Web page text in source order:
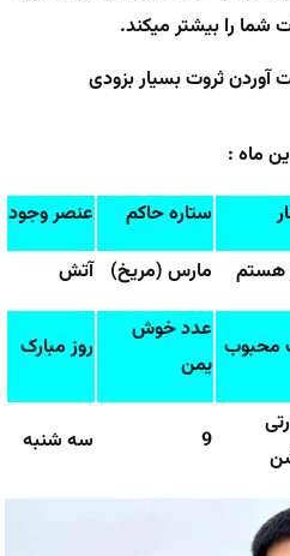
را بیشتر میکند.
ثروت بسیار بزودی
ماه :
ستاره حاکم
عنصر وجود
هستم مارس (مریخ) آتش
محبوب
عدد خوش
یمن
روز مبارک
9 سه شنبه